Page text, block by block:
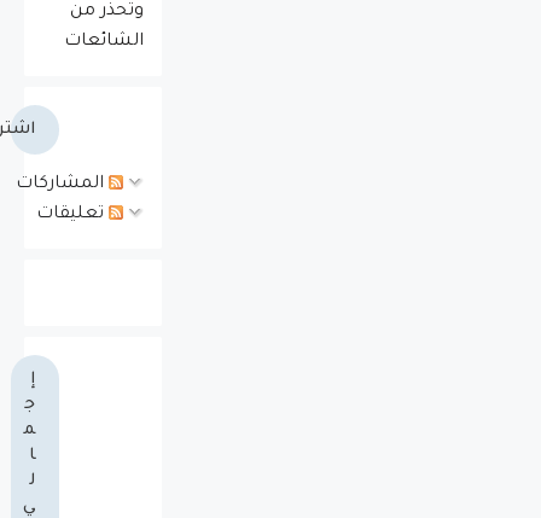
وتحذر من
الشائعات
المشاركات
تعليقات
إ
ج
م
ا
ل
ي